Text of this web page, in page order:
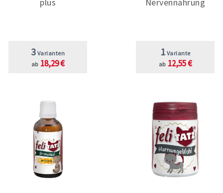
3 Varianten
ab 18,29 €
1 Variante
ab 12,55 €